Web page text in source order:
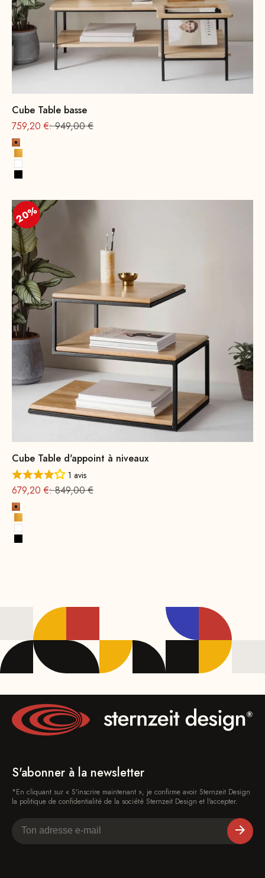
Cube Table basse
Offre à partir de
759,20 €Prix normal
: 949,00 €
cuivre
Or
Blanc
Noir
20%
Cube Table d'appoint à niveaux
1 avis
Offre à partir de
679,20 €Prix normal
: 849,00 €
cuivre
Or
Blanc
Noir
S'abonner à la newsletter
*En cliquant sur « S'inscrire maintenant », je confirme avoir Sternzeit Design
la politique de confidentialité de la société Sternzeit Design et l'accepter.